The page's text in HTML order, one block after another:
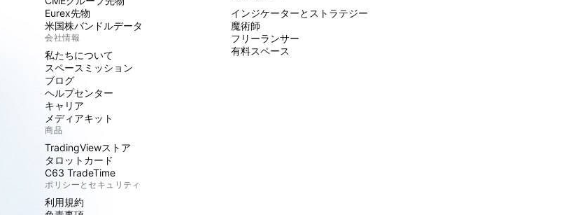
Eurex先物
米国株バンドルデータ
会社情報
私たちについて
スペースミッション
ブログ
ヘルプセンター
キャリア
メディアキット
商品
TradingViewストア
タロットカード
C63 TradeTime
ポリシーとセキュリティ
利用規約
インジケーターとストラテジー
魔術師
フリーランサー
有料スペース